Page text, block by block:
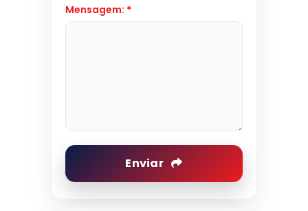
Mensagem: *
Enviar